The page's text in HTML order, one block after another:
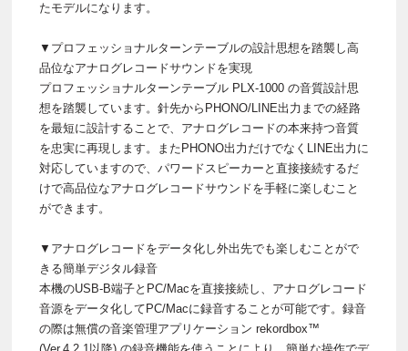
たモデルになります。
▼プロフェッショナルターンテーブルの設計思想を踏襲し高
品位なアナログレコードサウンドを実現
プロフェッショナルターンテーブル PLX-1000 の音質設計思
想を踏襲しています。針先からPHONO/LINE出力までの経路
を最短に設計することで、アナログレコードの本来持つ音質
を忠実に再現します。またPHONO出力だけでなくLINE出力に
対応していますので、パワードスピーカーと直接接続するだ
けで高品位なアナログレコードサウンドを手軽に楽しむこと
ができます。
▼アナログレコードをデータ化し外出先でも楽しむことがで
きる簡単デジタル録音
本機のUSB-B端子とPC/Macを直接接続し、アナログレコード
音源をデータ化してPC/Macに録音することが可能です。録音
の際は無償の音楽管理アプリケーション rekordbox™